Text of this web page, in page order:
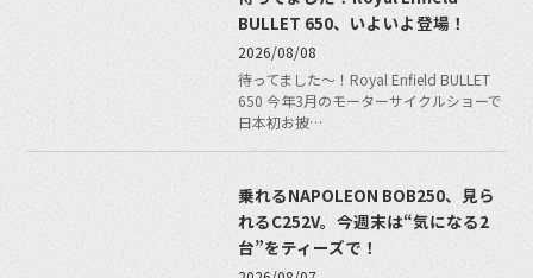
BULLET 650、いよいよ登場！
2026/08/08
待ってました〜！Royal Enfield BULLET
650 今年3月のモーターサイクルショーで
日本初お披…
乗れるNAPOLEON BOB250、見ら
れるC252V。今週末は“気になる2
台”をティーズで！